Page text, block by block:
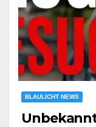
BLAULICHT NEWS